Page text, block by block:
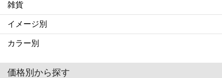
雑貨
イメージ別
カラー別
価格別から探す